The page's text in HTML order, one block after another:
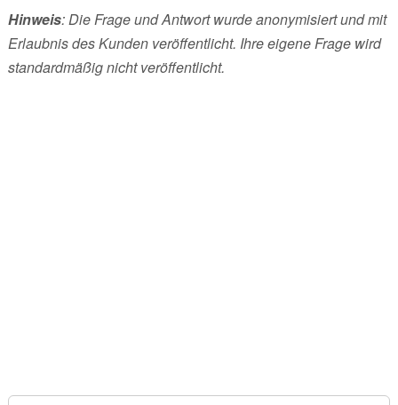
Hinweis: Die Frage und Antwort wurde anonymisiert und mit
Erlaubnis des Kunden veröffentlicht. Ihre eigene Frage wird
standardmäßig nicht veröffentlicht.